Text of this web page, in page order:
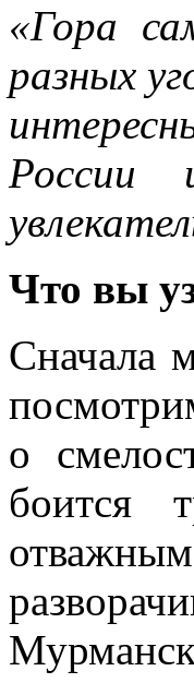
«Гора
разных
России
Что вы
Сначала
о
боится